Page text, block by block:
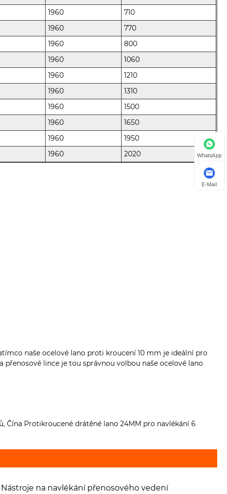
1960
710
1960
770
1960
800
1960
1060
1960
1210
1960
1310
1960
1500
1960
1650
1960
1950
1960 2020
naše ocelové lano proti kroucení 10 mm je ideální pro
lince je tou správnou volbou naše ocelové lano
Čína Protikroucené drátěné lano 24MM pro navlékání 6
Nástroje na navlékání přenosového vedení
WhatsApp
E-Mail